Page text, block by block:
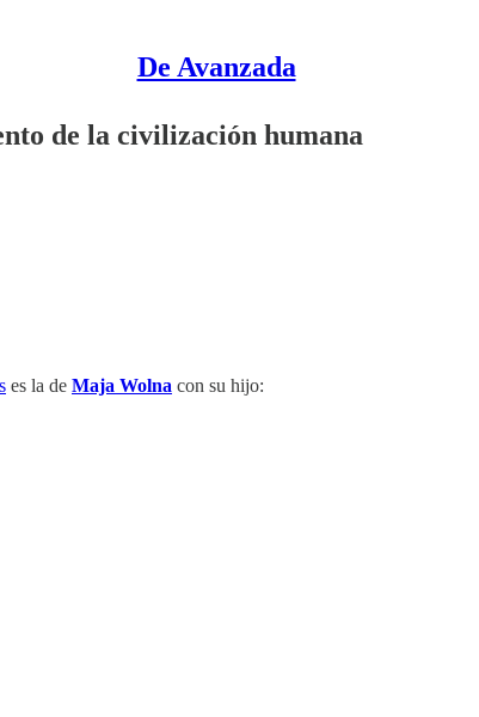
De Avanzada
de la civilización humana
es la de Maja Wolna con su hijo: